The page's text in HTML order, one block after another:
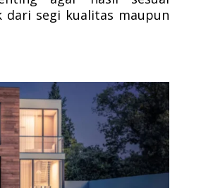
dari segi kualitas maupun